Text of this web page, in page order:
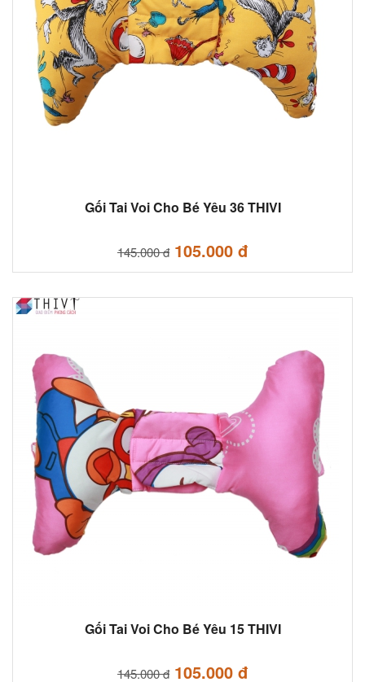
Gối Tai Voi Cho Bé Yêu 36 THIVI
145.000 đ105.000 đ
Gối Tai Voi Cho Bé Yêu 15 THIVI
145.000 đ105.000 đ